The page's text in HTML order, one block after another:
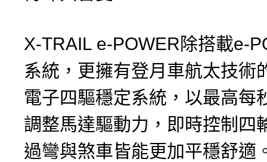
X-TRAIL e-POWER除搭載e-
系統，更擁有登月車航太技術
電子四驅穩定系統，以最高每
調整馬達驅動力，即時控制四
過彎與煞車皆能更加平穩舒適